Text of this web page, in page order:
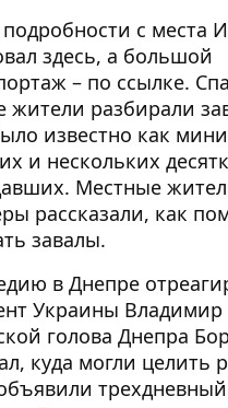
с места
здесь, а большой
– по ссылке.
жители разбирали
известно как
и нескольких
Местные
рассказали, как
завалы.
в Днепре
Украины Владимир
голова Днепра
куда могли целить